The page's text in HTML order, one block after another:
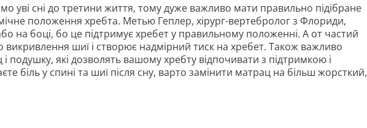
уві сні до третини життя, тому дуже важливо мати правильно підібране
положення хребта. Метью Геплер, хірург-вертебролог з Флориди,
на боці, бо це підтримує хребет у правильному положенні. А от частий
викривлення шиї і створює надмірний тиск на хребет. Також важливо
подушку, які дозволять вашому хребту відпочивати з підтримкою і
біль у спині та шиї після сну, варто замінити матрац на більш жорсткий,